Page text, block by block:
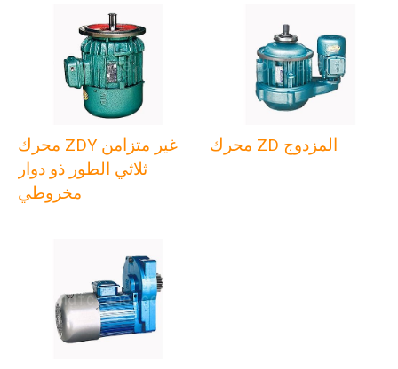
محرك ZDY غير متزامن
ثلاثي الطور ذو دوار
مخروطي
محرك ZD المزدوج